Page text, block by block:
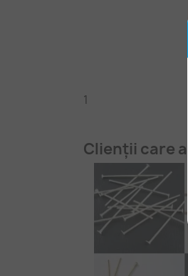
1
Clienții care